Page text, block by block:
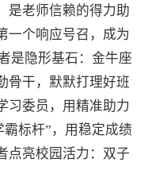
是老师信赖的得力助
一个响应号召，成为
是隐形基石：金牛座
骨干，默默打理好班
习委员，用精准助力
标杆”，用稳定成绩
点亮校园活力：双子